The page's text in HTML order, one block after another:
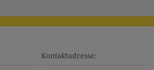
Kontaktadresse: